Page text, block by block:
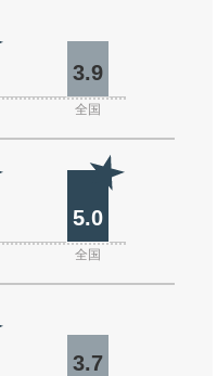
3.9
全国
5.0
全国
3.7